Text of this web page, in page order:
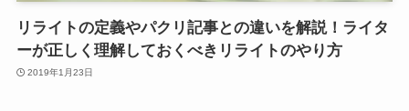
リライトの定義やパクリ記事との違いを解説！ライタ
ーが正しく理解しておくべきリライトのやり方
2019年1月23日